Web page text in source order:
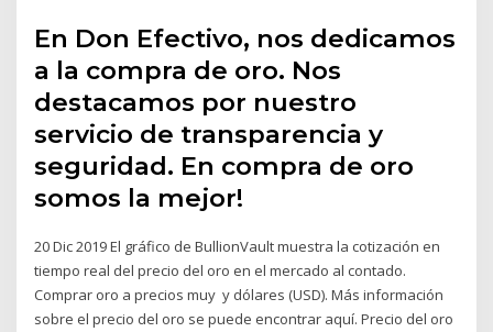
En Don Efectivo, nos dedicamos
a la compra de oro. Nos
destacamos por nuestro
servicio de transparencia y
seguridad. En compra de oro
somos la mejor!
20 Dic 2019 El gráfico de BullionVault muestra la cotización en
tiempo real del precio del oro en el mercado al contado.
Comprar oro a precios muy y dólares (USD). Más información
sobre el precio del oro se puede encontrar aquí. Precio del oro